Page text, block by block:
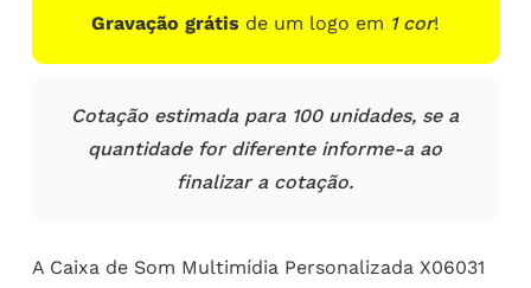
Gravação grátis de um logo em 1 cor!
Cotação estimada para 100 unidades, se a
quantidade for diferente informe-a ao
finalizar a cotação.
A Caixa de Som Multimídia Personalizada X06031